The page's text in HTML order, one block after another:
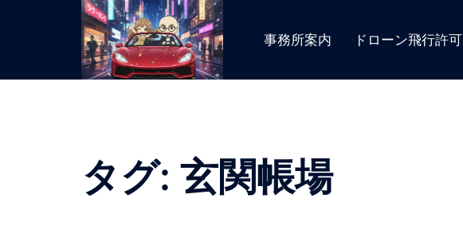
事務所案内 ドローン飛行許可
タグ: 玄関帳場